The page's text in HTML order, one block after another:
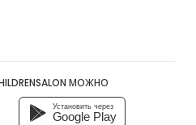
МОЖНО
Установить через
Google Play